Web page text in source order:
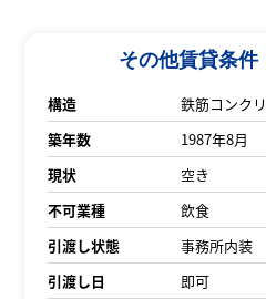
その他賃貸条件
構造
鉄筋コンク
築年数
1987年8月
現状
空き
不可業種
飲食
引渡し状態
事務所内装
引渡し日
即可